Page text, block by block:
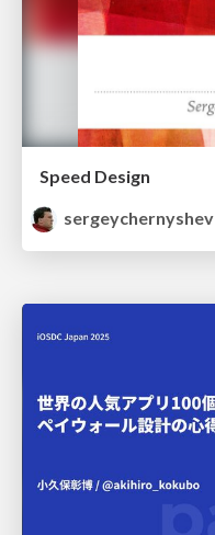
Speed Design
sergeychernyshev